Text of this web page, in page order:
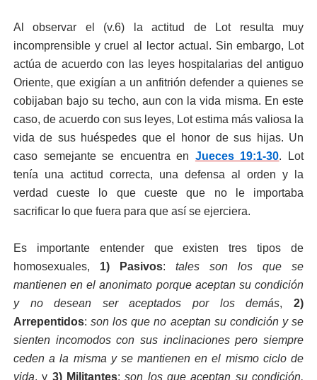
Al observar el (v.6) la actitud de Lot resulta muy
incomprensible y cruel al lector actual. Sin embargo, Lot
actúa de acuerdo con las leyes hospitalarias del antiguo
Oriente, que exigían a un anfitrión defender a quienes se
cobijaban bajo su techo, aun con la vida misma. En este
caso, de acuerdo con sus leyes, Lot estima más valiosa la
vida de sus huéspedes que el honor de sus hijas. Un
caso semejante se encuentra en Jueces 19:1-30. Lot
tenía una actitud correcta, una defensa al orden y la
verdad cueste lo que cueste que no le importaba
sacrificar lo que fuera para que así se ejerciera.
Es importante entender que existen tres tipos de
homosexuales, 1) Pasivos: tales son los que se
mantienen en el anonimato porque aceptan su condición
y no desean ser aceptados por los demás,2)
Arrepentidos:son los que no aceptan su condición y se
sienten incomodos con sus inclinaciones pero siempre
ceden a la misma y se mantienen en el mismo ciclo de
vida, y 3) Militantes:son los que aceptan su condición,